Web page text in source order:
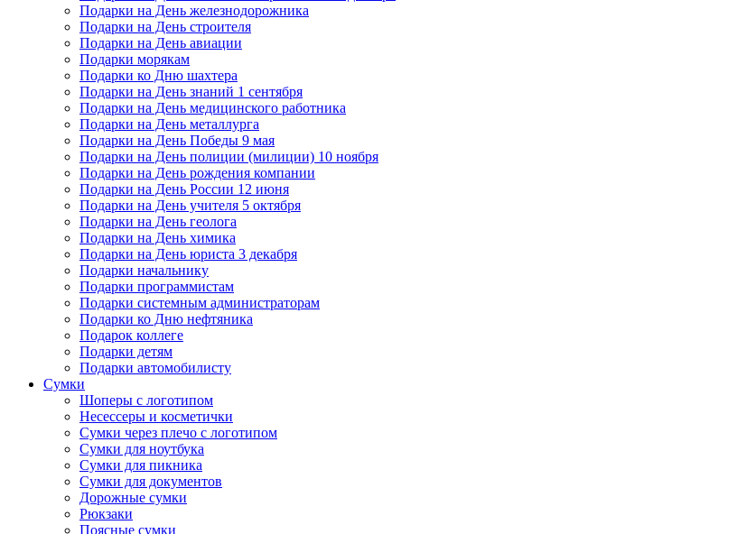
Подарки на День железнодорожника
Подарки на День строителя
Подарки на День авиации
Подарки морякам
Подарки ко Дню шахтера
Подарки на День знаний 1 сентября
Подарки на День медицинского работника
Подарки на День металлурга
Подарки на День Победы 9 мая
Подарки на День полиции (милиции) 10 ноября
Подарки на День рождения компании
Подарки на День России 12 июня
Подарки на День учителя 5 октября
Подарки на День геолога
Подарки на День химика
Подарки на День юриста 3 декабря
Подарки начальнику
Подарки программистам
Подарки системным администраторам
Подарки ко Дню нефтяника
Подарок коллеге
Подарки детям
Подарки автомобилисту
Сумки
Шоперы с логотипом
Несессеры и косметички
Сумки через плечо с логотипом
Сумки для ноутбука
Сумки для пикника
Сумки для документов
Дорожные сумки
Рюкзаки
Поясные сумки